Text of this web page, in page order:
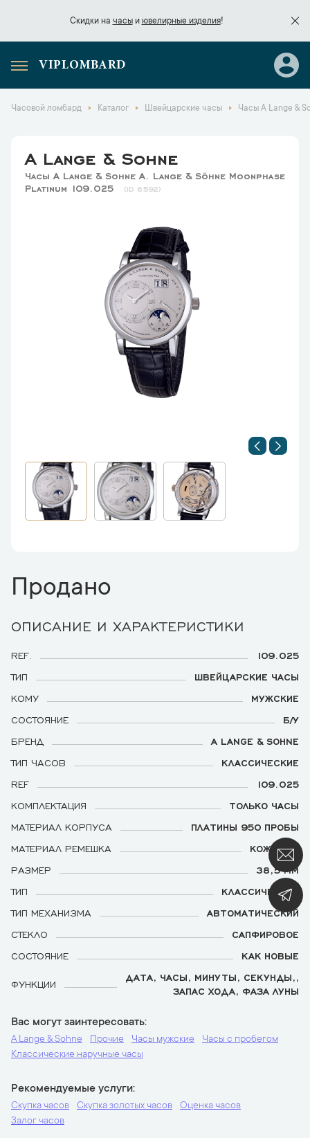
Скидки на часыи ювелирные изделия!
Скидки начасы
VIPLOMBARD
Часовой ломбард Каталог Швейцарские часы Часы A Lange &
A Lange & Sohne
Часы A Lange & Sohne A. Lange & Söhne Moonphase
Platinum 109.025
8592
Продано
ОПИСАНИЕ И ХАРАКТЕРИСТИКИ
REF.
109.025
ТИП
ШВЕЙЦАРСКИЕ ЧАСЫ
КОМУ
МУЖСКИЕ
СОСТОЯНИЕ
Б/У
БРЕНД
A LANGE & SOHNE
ТИП ЧАСОВ
КЛАССИЧЕСКИЕ
REF
109.025
КОМПЛЕКТАЦИЯ
ТОЛЬКО ЧАСЫ
МАТЕРИАЛ КОРПУСА
ПЛАТИНЫ 950 ПРОБЫ
МАТЕРИАЛ РЕМЕШКА
КОЖАНЫЙ
РАЗМЕР
38,5 ММ
ТИП
КЛАССИЧЕСКИЕ
ТИП МЕХАНИЗМА
АВТОМАТИЧЕСКИЙ
СТЕКЛО
САПФИРОВОЕ
СОСТОЯНИЕ
КАК НОВЫЕ
ФУНКЦИИ
ДАТА, ЧАСЫ, МИНУТЫ, СЕКУНДЫ,,
ЗАПАС ХОДА, ФАЗА ЛУНЫ
Вас могут заинтересовать
A Lange & Sohne Прочие Часы мужские
Часы с пробегом
Классические наручные часы
Рекомендуемые услуги
Скупка часов Скупка золотых часов
Оценка часов
Залог часов